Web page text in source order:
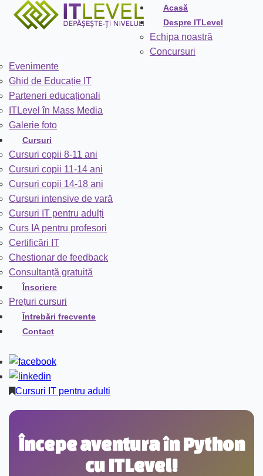
Acasă
Despre ITLevel
Echipa noastră
Concursuri
Evenimente
Ghid de Educație IT
Parteneri educaționali
ITLevel în Mass Media
Galerie foto
Cursuri
Cursuri copii 8-11 ani
Cursuri copii 11-14 ani
Cursuri copii 14-18 ani
Cursuri intensive de vară
Cursuri IT pentru adulți
Curs IA pentru profesori
Certificări IT
Chestionar de feedback
Consultanță gratuită
Înscriere
Prețuri cursuri
Întrebări frecvente
Contact
Cursuri IT pentru adulti
Începe aventura în Python
cu ITLevel!